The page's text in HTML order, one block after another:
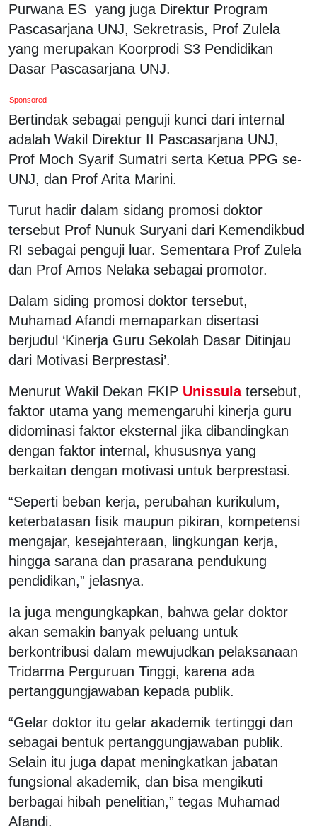
Purwana ES yang juga Direktur Program
Pascasarjana UNJ, Sekretrasis, Prof Zulela
yang merupakan Koorprodi S3 Pendidikan
Dasar Pascasarjana UNJ.
Sponsored
Bertindak sebagai penguji kunci dari internal
adalah Wakil Direktur II Pascasarjana UNJ,
Prof Moch Syarif Sumatri serta Ketua PPG se-
UNJ, dan Prof Arita Marini.
Turut hadir dalam sidang promosi doktor
tersebut Prof Nunuk Suryani dari Kemendikbud
RI sebagai penguji luar. Sementara Prof Zulela
dan Prof Amos Nelaka sebagai promotor.
Dalam siding promosi doktor tersebut,
Muhamad Afandi memaparkan disertasi
berjudul ‘Kinerja Guru Sekolah Dasar Ditinjau
dari Motivasi Berprestasi’.
Menurut Wakil Dekan FKIP Unissula tersebut,
faktor utama yang memengaruhi kinerja guru
didominasi faktor eksternal jika dibandingkan
dengan faktor internal, khususnya yang
berkaitan dengan motivasi untuk berprestasi.
“Seperti beban kerja, perubahan kurikulum,
keterbatasan fisik maupun pikiran, kompetensi
mengajar, kesejahteraan, lingkungan kerja,
hingga sarana dan prasarana pendukung
pendidikan,” jelasnya.
Ia juga mengungkapkan, bahwa gelar doktor
akan semakin banyak peluang untuk
berkontribusi dalam mewujudkan pelaksanaan
Tridarma Perguruan Tinggi, karena ada
pertanggungjawaban kepada publik.
“Gelar doktor itu gelar akademik tertinggi dan
sebagai bentuk pertanggungjawaban publik.
Selain itu juga dapat meningkatkan jabatan
fungsional akademik, dan bisa mengikuti
berbagai hibah penelitian,” tegas Muhamad
Afandi.